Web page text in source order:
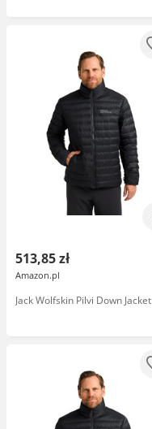
513,85 zł
Amazon.pl
Jack Wolfskin Pilvi Down Jacket